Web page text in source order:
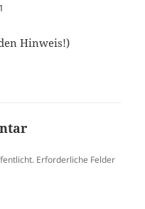
Hinweis!)
Erforderliche Felder